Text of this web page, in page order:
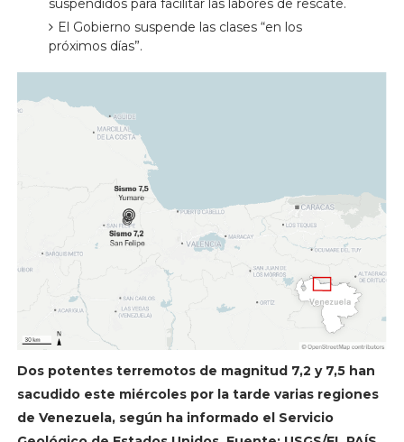
suspendidos para facilitar las labores de rescate.
El Gobierno suspende las clases “en los
próximos días”.
Dos potentes terremotos de magnitud 7,2 y 7,5 han
sacudido este miércoles por la tarde varias regiones
de Venezuela, según ha informado el Servicio